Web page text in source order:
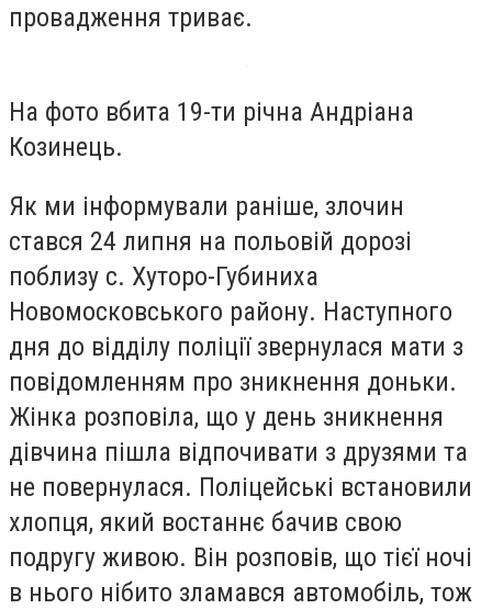
провадження триває.
На фото вбита 19-ти річна Андріана
Козинець.
Як ми інформували раніше, злочин
стався 24 липня на польовій дорозі
поблизу с. Хуторо-Губиниха
Новомосковського району. Наступного
дня до відділу поліції звернулася мати з
повідомленням про зникнення доньки.
Жінка розповіла, що у день зникнення
дівчина пішла відпочивати з друзями та
не повернулася. Поліцейські встановили
хлопця, який востаннє бачив свою
подругу живою. Він розповів, що тієї ночі
в нього нібито зламався автомобіль, тож